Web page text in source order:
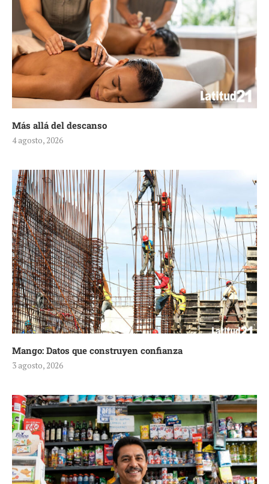
Más allá del descanso
4 agosto, 2026
Mango: Datos que construyen confianza
3 agosto, 2026